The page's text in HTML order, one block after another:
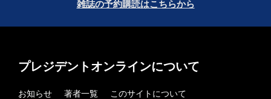
雑誌の予約購読はこちらから
プレジデントオンラインについて
お知らせ 著者一覧
このサイトについて